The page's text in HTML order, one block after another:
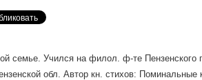
семье. Учился на филол. ф-те Пензенского
обл. Автор кн. стихов: Поминальные